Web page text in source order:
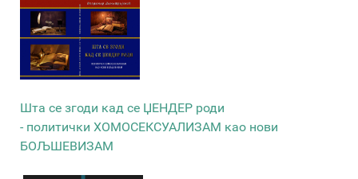
Шта се згоди кад се ЏЕНДЕР роди
- политички ХОМОСЕКСУАЛИЗАМ као нови
БОЉШЕВИЗАМ